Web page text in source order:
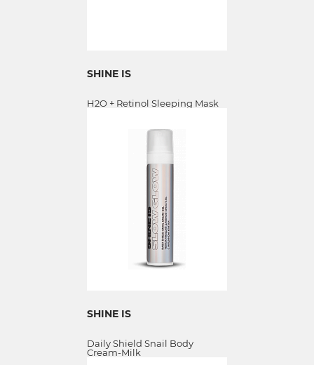
SHINE IS
H2O + Retinol Sleeping Mask
SHINE IS
Daily Shield Snail Body
Cream-Milk